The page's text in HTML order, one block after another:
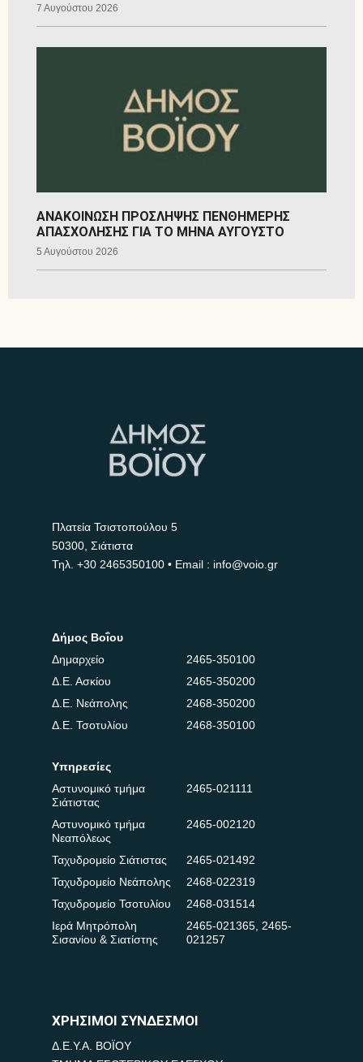
7 Αυγούστου 2026
ΑΝΑΚΟΙΝΩΣΗ ΠΡΟΣΛΗΨΗΣ ΠΕΝΘΗΜΕΡΗΣ
ΑΠΑΣΧΟΛΗΣΗΣ ΓΙΑ ΤΟ ΜΗΝΑ ΑΥΓΟΥΣΤΟ
5 Αυγούστου 2026
Πλατεία Τσιστοπούλου 5
50300, Σιάτιστα
Τηλ. +30 2465350100 • Email : info@voio.gr
Δήμος Βοΐου
Δημαρχείο
2465-350100
Δ.Ε. Ασκίου
2465-350200
Δ.Ε. Νεάπολης
2468-350200
Δ.Ε. Τσοτυλίου
2468-350100
Υπηρεσίες
Αστυνομικό τμήμα
Σιάτιστας
2465-021111
Αστυνομικό τμήμα
Νεαπόλεως
2465-002120
Ταχυδρομείο Σιάτιστας
2465-021492
Ταχυδρομείο Νεάπολης
2468-022319
Ταχυδρομείο Τσοτυλίου
2468-031514
Ιερά Μητρόπολη
Σισανίου & Σιατίστης
2465-021365, 2465-
021257
ΧΡΗΣΙΜΟΙ ΣΥΝΔΕΣΜΟΙ
Δ.Ε.Υ.Α. ΒΟΪΟΥ